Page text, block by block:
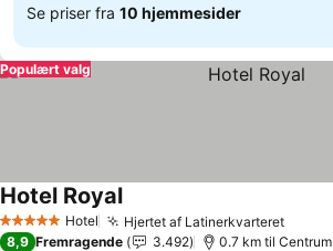
Se priser fra 10 hjemmesider
Populært valg
5 Stjerner Hotel Hjertet af Latinerkvarteret
Hotel Royal
8,9 Fremragende 3.492 0.7 km til Centrum